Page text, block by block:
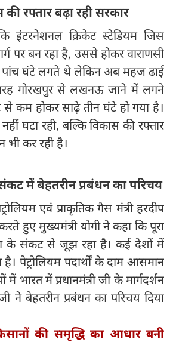
रफ्तार बढ़ा रही सरकार
इंटरनेशनल क्रिकेट स्टेडियम जिस
पर बन रहा है, उससे होकर वाराणसी
घंटे लगते थे लेकिन अब महज ढाई
गोरखपुर से लखनऊ जाने में लगने
कम होकर साढ़े तीन घंटे हो गया है।
घटा रही, बल्कि विकास की रफ्तार
भी कर रही है।
में बेहतरीन प्रबंधन का परिचय
एवं प्राकृतिक गैस मंत्री हरदीप
हुए मुख्यमंत्री योगी ने कहा कि पूरा
के संकट से जूझ रहा है। कई देशों में
पेट्रोलियम पदार्थों के दाम आसमान
में भारत में प्रधानमंत्री जी के मार्गदर्शन
ने बेहतरीन प्रबंधन का परिचय दिया
की समृद्धि का आधार बनी